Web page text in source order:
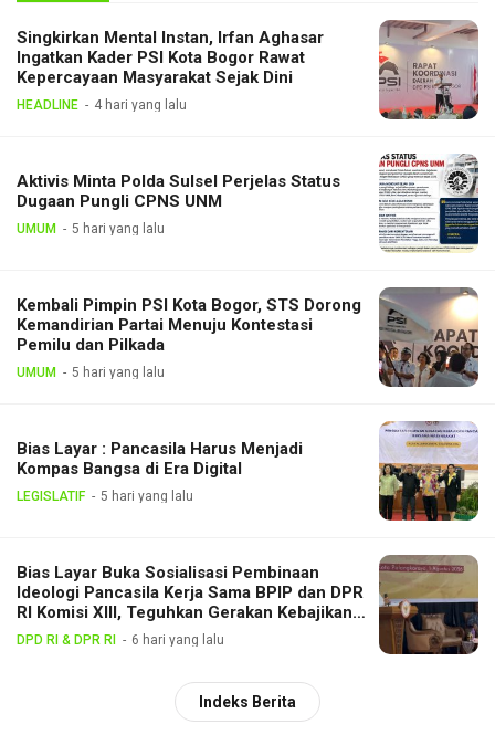
Singkirkan Mental Instan, Irfan Aghasar
Ingatkan Kader PSI Kota Bogor Rawat
Kepercayaan Masyarakat Sejak Dini
HEADLINE 4 hari yang lalu
Aktivis Minta Polda Sulsel Perjelas Status
Dugaan Pungli CPNS UNM
UMUM 5 hari yang lalu
Kembali Pimpin PSI Kota Bogor, STS Dorong
Kemandirian Partai Menuju Kontestasi
Pemilu dan Pilkada
UMUM 5 hari yang lalu
Bias Layar : Pancasila Harus Menjadi
Kompas Bangsa di Era Digital
LEGISLATIF 5 hari yang lalu
Bias Layar Buka Sosialisasi Pembinaan
Ideologi Pancasila Kerja Sama BPIP dan DPR
RI Komisi XIII, Teguhkan Gerakan Kebajikan
Pancasila di Tengah Masyarakat
DPD RI & DPR RI 6 hari yang lalu
Indeks Berita